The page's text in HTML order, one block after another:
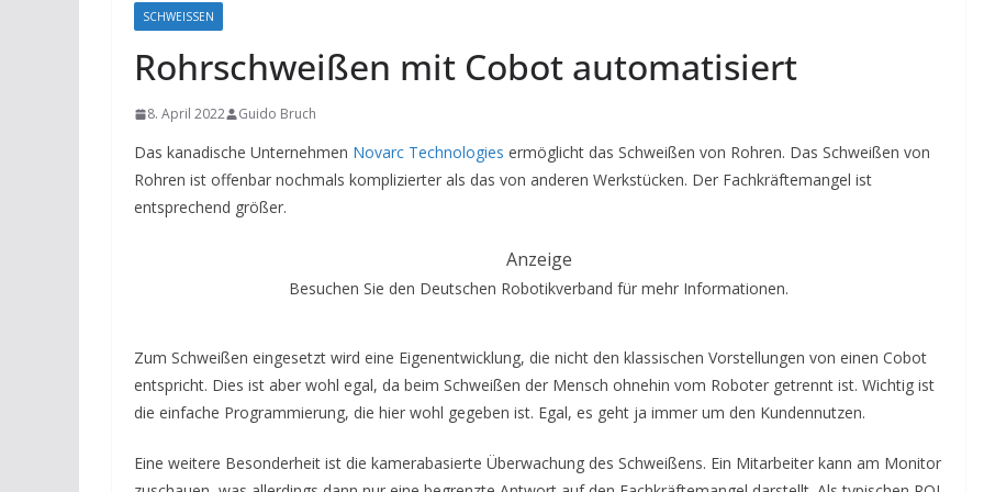
SCHWEISSEN
Rohrschweißen mit Cobot automatisiert
8. April 2022 Guido Bruch
Das kanadische Unternehmen Novarc Technologies ermöglicht das Schweißen von Rohren. Das Schweißen von
Rohren ist offenbar nochmals komplizierter als das von anderen Werkstücken. Der Fachkräftemangel ist
entsprechend größer.
Anzeige
Besuchen Sie den Deutschen Robotikverband für mehr Informationen.
Zum Schweißen eingesetzt wird eine Eigenentwicklung, die nicht den klassischen Vorstellungen von einen Cobot
entspricht. Dies ist aber wohl egal, da beim Schweißen der Mensch ohnehin vom Roboter getrennt ist. Wichtig ist
die einfache Programmierung, die hier wohl gegeben ist. Egal, es geht ja immer um den Kundennutzen.
Eine weitere Besonderheit ist die kamerabasierte Überwachung des Schweißens. Ein Mitarbeiter kann am Monitor